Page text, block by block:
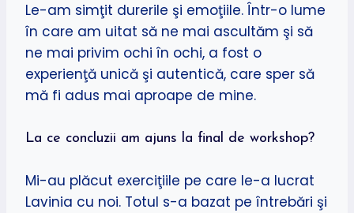
Le-am simţit durerile şi emoţiile. Într-o lume
în care am uitat să ne mai ascultăm şi să
ne mai privim ochi în ochi, a fost o
experienţă unică şi autentică, care sper să
mă fi adus mai aproape de mine.
La ce concluzii am ajuns la final de workshop?
Mi-au plăcut exerciţiile pe care le-a lucrat
Lavinia cu noi. Totul s-a bazat pe întrebări şi